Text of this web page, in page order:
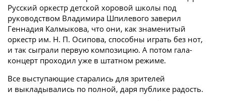
Русский оркестр детской хоровой школы под
руководством Владимира Шпилевого заверил
Геннадия Калмыкова, что они, как знаменитый
оркестр им. Н. П. Осипова, способны играть без нот,
и так сыграли первую композицию. А потом гала-
концерт проходил уже в штатном режиме.
Все выступающие старались для зрителей
и выкладывались по полной, даря публике радость.